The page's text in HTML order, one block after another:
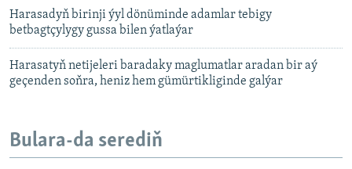
Harasadyň birinji ýyl dönüminde adamlar tebigy
betbagtçylygy gussa bilen ýatlaýar
Harasatyň netijeleri baradaky maglumatlar aradan bir aý
geçenden soňra, heniz hem gümürtikliginde galýar
Bulara-da serediň